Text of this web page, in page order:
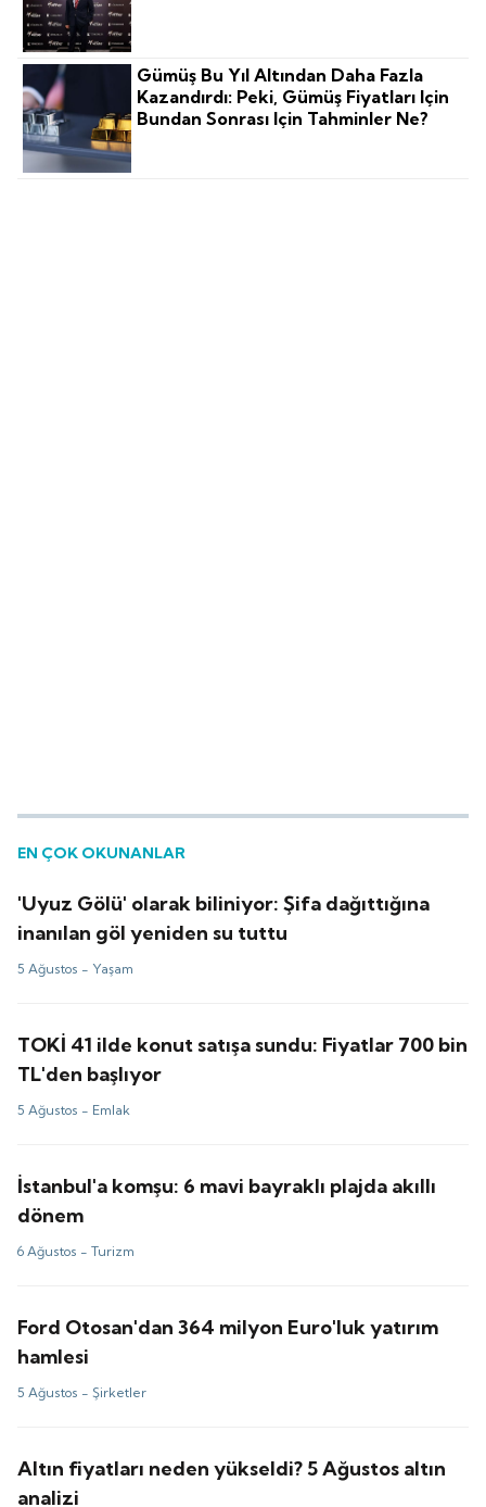
Gümüş Bu Yıl Altından Daha Fazla
Kazandırdı: Peki, Gümüş Fiyatları Için
Bundan Sonrası Için Tahminler Ne?
EN ÇOK OKUNANLAR
'Uyuz Gölü' olarak biliniyor: Şifa dağıttığına
inanılan göl yeniden su tuttu
5 Ağustos - Yaşam
TOKİ 41 ilde konut satışa sundu: Fiyatlar 700 bin
TL'den başlıyor
5 Ağustos - Emlak
İstanbul'a komşu: 6 mavi bayraklı plajda akıllı
dönem
6 Ağustos -Turizm
Ford Otosan'dan 364 milyon Euro'luk yatırım
hamlesi
5 Ağustos -Şirketler
Altın fiyatları neden yükseldi? 5 Ağustos altın
analizi